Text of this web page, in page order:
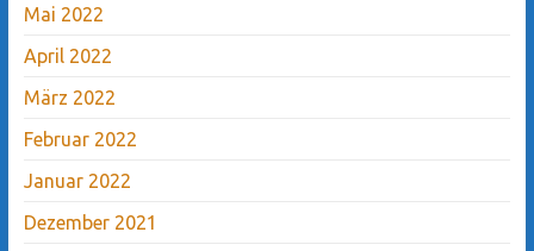
Mai 2022
April 2022
März 2022
Februar 2022
Januar 2022
Dezember 2021